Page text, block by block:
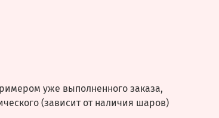
уже выполненного заказа,
(зависит от наличия шаров)